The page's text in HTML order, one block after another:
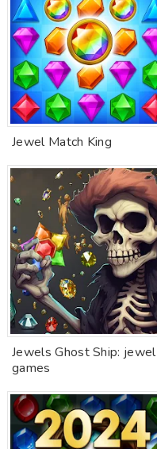
Jewel Match King
Jewels Ghost Ship: jewel
games